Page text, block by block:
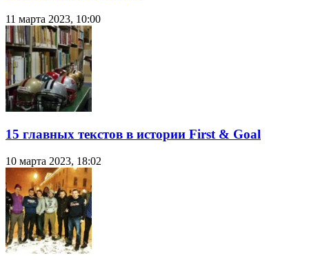
11 марта 2023, 10:00
15 главных текстов в истории First & Goal
10 марта 2023, 18:02